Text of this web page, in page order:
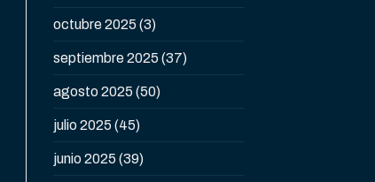
octubre 2025 (3)
septiembre 2025 (37)
agosto 2025 (50)
julio 2025 (45)
junio 2025 (39)